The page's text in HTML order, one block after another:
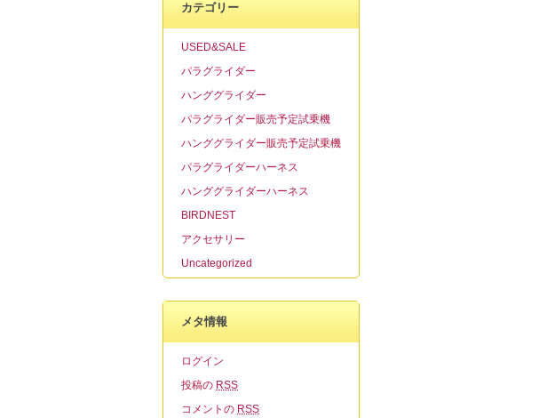
カテゴリー
USED&SALE
パラグライダー
ハンググライダー
パラグライダー販売予定試乗機
ハンググライダー販売予定試乗機
パラグライダーハーネス
ハンググライダーハーネス
BIRDNEST
アクセサリー
Uncategorized
メタ情報
ログイン
投稿の RSS
コメントの RSS